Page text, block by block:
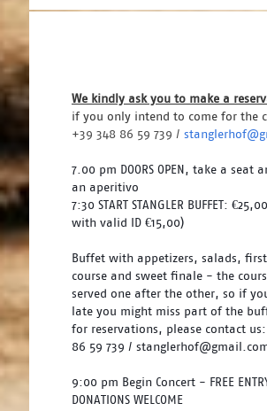
We kindly ask you to make a
+39 348 86 59 739 /
7.00 pm DOORS OPEN, take a seat
an aperitivo
7:30 START STANGLER BUFFET:
with valid ID €15,00)
Buffet with appetizers, salads,
course and sweet finale - the
served one after the other, so if
late you might miss part of the
for reservations, please contact
86 59 739 /
9:00 pm Begin Concert - FREE ENTRY
DONATIONS WELCOME